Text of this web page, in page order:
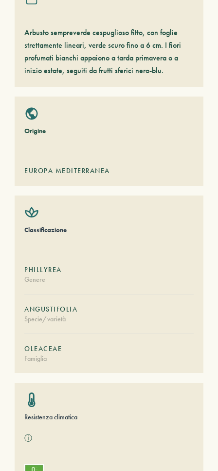
Arbusto sempreverde cespuglioso fitto, con foglie
strettamente lineari, verde scuro fino a 6 cm. I fiori
profumati bianchi appaiono a tarda primavera o a
inizio estate, seguiti da frutti sferici nero-blu.
Origine
EUROPA MEDITERRANEA
Classificazione
PHILLYREA
Genere
ANGUSTIFOLIA
Specie/varietà
OLEACEAE
Famiglia
Resistenza climatica
ⓘ